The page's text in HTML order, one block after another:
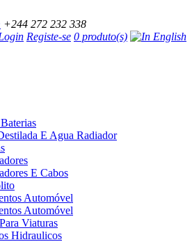
+244 272 232 338
Registe-se 0 produto(s)
E Agua Radiador
E Cabos
Automóvel
Automóvel
Viaturas
Hidraulicos